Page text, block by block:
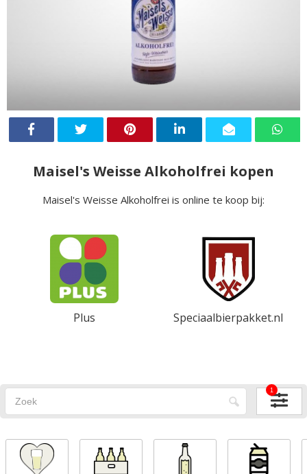
Maisel's Weisse Alkoholfrei kopen
Maisel's Weisse Alkoholfrei is online te koop bij:
Plus Speciaalbierpakket.nl
1